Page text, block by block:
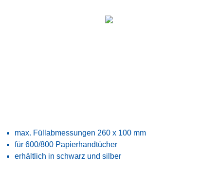
max. Füllabmessungen 260 x 100 mm
für 600/800 Papierhandtücher
erhältlich in schwarz und silber